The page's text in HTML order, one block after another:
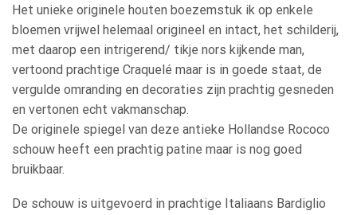
Het unieke originele houten boezemstuk ik op enkele
bloemen vrijwel helemaal origineel en intact, het schilderij,
met daarop een intrigerend/ tikje nors kijkende man,
vertoond prachtige Craquelé maar is in goede staat, de
vergulde omranding en decoraties zijn prachtig gesneden
en vertonen echt vakmanschap.
De originele spiegel van deze antieke Hollandse Rococo
schouw heeft een prachtig patine maar is nog goed
bruikbaar.
De schouw is uitgevoerd in prachtige Italiaans Bardiglio